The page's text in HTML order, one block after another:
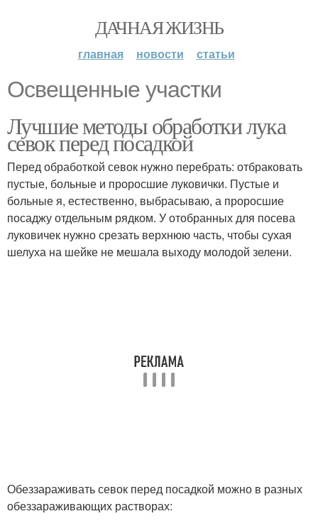
ДАЧНАЯ ЖИЗНЬ
главная новости статьи
Освещенные участки
Лучшие методы обработки лука
севок перед посадкой
Перед обработкой севок нужно перебрать: отбраковать
пустые, больные и проросшие луковички. Пустые и
больные я, естественно, выбрасываю, а проросшие
посаджу отдельным рядком. У отобранных для посева
луковичек нужно срезать верхнюю часть, чтобы сухая
шелуха на шейке не мешала выходу молодой зелени.
Обеззараживать севок перед посадкой можно в разных
обеззараживающих растворах: